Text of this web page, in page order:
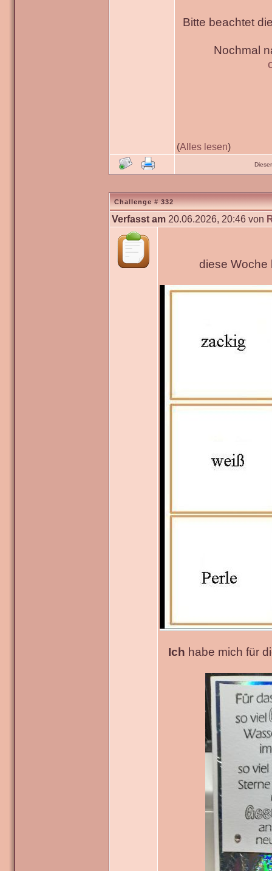
Bitte beachtet
Nochmal
(Alles lesen)
Challenge # 332
Verfasst am 20.06.2026, 20:46 von
diese Woche
Ich habe mich für